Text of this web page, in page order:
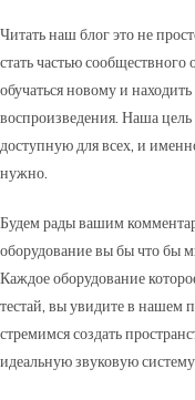
Читать наш блог это не
стать частью
обучаться новому и
воспроизведения. Наша
доступную для всех, и
нужно.
Будем рады вашим
оборудование вы бы что бы
Каждое оборудование
тестай, вы увидите в нашем
стремимся создать
идеальную звуковую